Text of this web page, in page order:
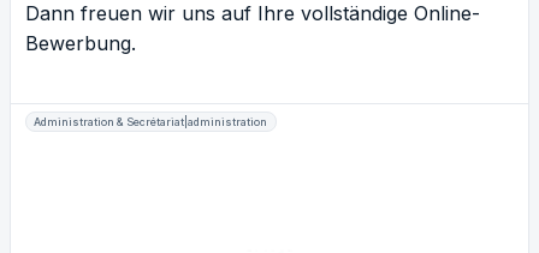
Dann freuen wir uns auf Ihre vollständige Online-
Bewerbung.
Administration & Secrétariat|administration